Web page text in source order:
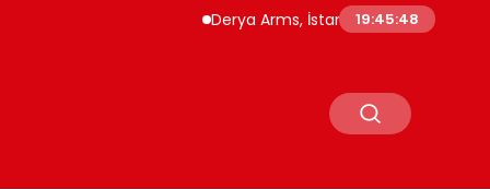
Derya Arms, İstanbul Prohunt 2026’da
19:45:49